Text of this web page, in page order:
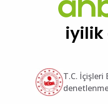
iyilik
T.C. İçişleri